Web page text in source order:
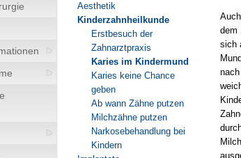
Aesthetik
Kinderzahnheilkunde
Erstbesuch der
Zahnarztpraxis
Karies im Kindermund
Karies keine Chance
geben
Ab wann Zähne putzen
Milchzähne putzen
Narkosebehandlung bei
Kindern
dem
sich